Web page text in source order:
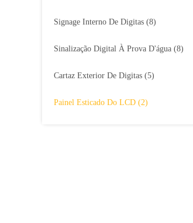
Signage Interno De Digitas (8)
Sinalização Digital À Prova D'água (8)
Cartaz Exterior De Digitas (5)
Painel Esticado Do LCD (2)